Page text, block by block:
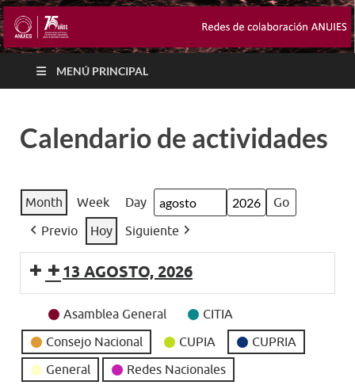
MENÚ PRINCIPAL
Calendario de actividades
Month Week Day
Month
Year
Previo Hoy Siguiente
13 AGOSTO, 2026
Event
Categories
Asamblea General
CITIA
Consejo Nacional
CUPIA
CUPRIA
General
Redes Nacionales